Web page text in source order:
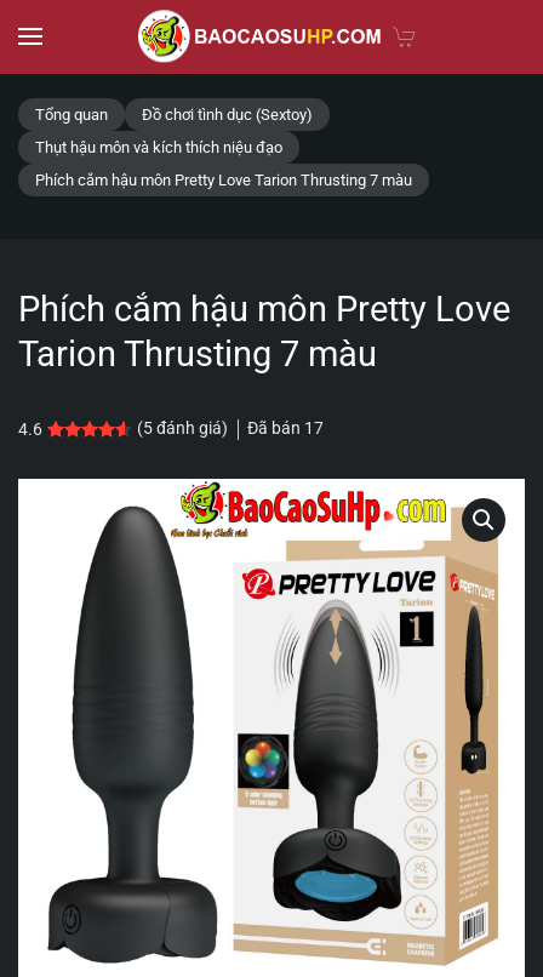
Skip to main content
Tổng quan
Đồ chơi tình dục (Sextoy)
Thụt hậu môn và kích thích niệu đạo
Phích cắm hậu môn Pretty Love Tarion Thrusting 7 màu
Phích cắm hậu môn Pretty Love
Tarion Thrusting 7 màu
4.6 4.6 trên 5 dựa trên
5 đánh giá
(5đánh giá) Đã bán 17